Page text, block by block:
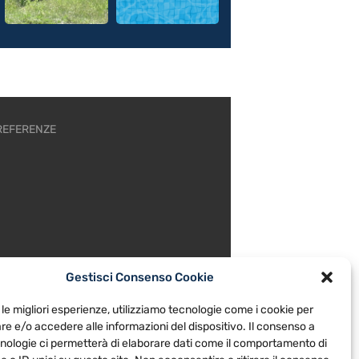
Gestisci Consenso Cookie
migliori esperienze, utilizziamo tecnologie come i cookie per
e/o accedere alle informazioni del dispositivo. Il consenso a
ci permetterà di elaborare dati come il comportamento di